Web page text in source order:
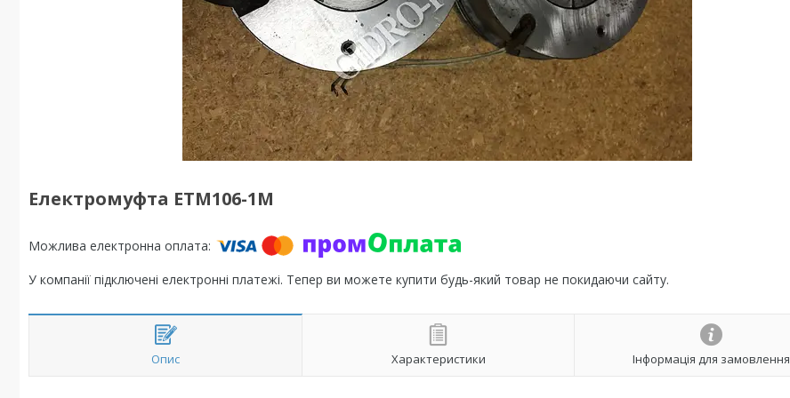
Електромуфта ЕТМ106-1М
У компанії підключені електронні платежі. Тепер ви можете купити будь-який товар не покидаючи сайту.
Опис Характеристики Інформація для замовлення